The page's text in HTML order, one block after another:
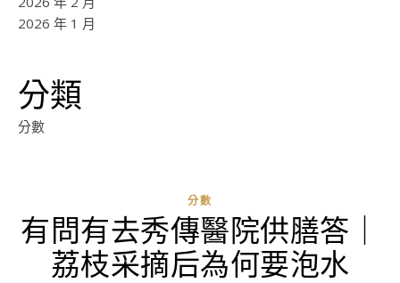
2026 年 1 月
分類
分數
分數
有問有去秀傳醫院供膳答｜
荔枝采摘后為何要泡水